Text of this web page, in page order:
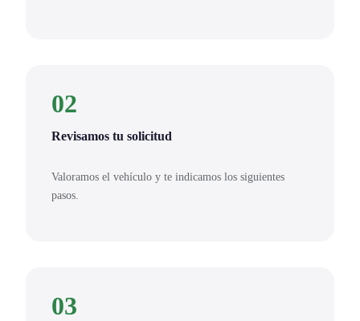
02
Revisamos tu solicitud
Valoramos el vehículo y te indicamos los siguientes
pasos.
03